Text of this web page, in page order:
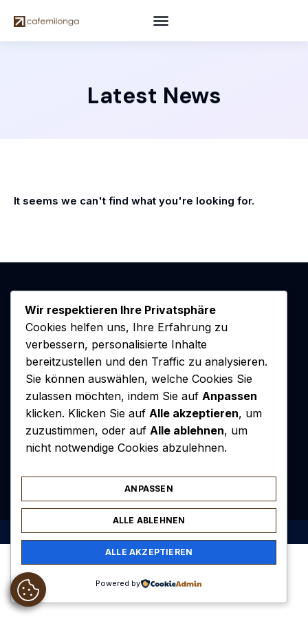
Latest News
It seems we can't find what you're looking for.
2026cafemilonga.de.All rights reserved.
Wir respektieren Ihre Privatsphäre
Cookies helfen uns, Ihre Erfahrung zu
verbessern, personalisierte Inhalte
bereitzustellen und den Traffic zu analysieren.
Sie können auswählen, welche Cookies Sie
zulassen möchten, indem Sie auf Anpassen
klicken. Klicken Sie auf Alle akzeptieren, um
zuzustimmen, oder auf Alle ablehnen, um
nicht notwendige Cookies abzulehnen.
ANPASSEN
ALLE ABLEHNEN
ALLE AKZEPTIEREN
Powered by